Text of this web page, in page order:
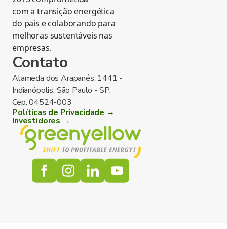
com a transição energética
do pais e colaborando para
melhoras sustentáveis nas
empresas.
Contato
Alameda dos Arapanés, 1441 -
Indianópolis, São Paulo - SP,
Cep: 04524-003
Políticas de Privacidade →
Investidores →